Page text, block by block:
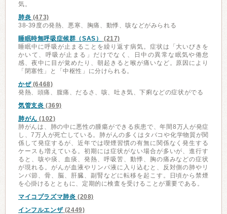
気。
肺炎 (473)
38-39度の発熱、悪寒、胸痛、動悸、咳などがみられる
睡眠時無呼吸症候群（SAS）
(217)
睡眠中に呼吸が止まることを繰り返す病気。症状は「大いびきを
かいて、呼吸が止まる」だけでなく、日中の異常な眠気や倦怠
感、夜中に目が覚めたり、朝起きると喉が痛いなど。原因により
「閉塞性」と「中枢性」に分けられる。
かぜ(6468)
発熱、頭痛、腹痛、だるさ、咳、吐き気、下痢などの症状がでる
気管支炎 (369)
肺がん (102)
肺がんは、肺の中に悪性の腫瘍ができる疾患で、年間8万人が発症
し、7万人が死亡している。肺がんの多くはタバコや化学物質が関
係して発症するが、近年では喫煙習慣の有無に関係なく発生する
ケースも増えている。初期には症状がない場合が多いが、進行す
ると、咳や痰、血痰、発熱、呼吸苦、動悸、胸の痛みなどの症状
が現れる。がんが血液やリンパ液に入り込むと、反対側の肺やリ
ンパ節、骨、脳、肝臓、副腎などに転移を起こす。日頃から禁煙
を心掛けるとともに、定期的に検査を受けることが重要である。
マイコプラズマ肺炎 (208)
インフルエンザ(2449)